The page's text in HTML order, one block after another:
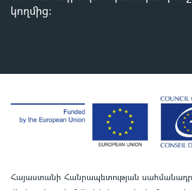
կողմից:
Հայաստանի Հանրապետության